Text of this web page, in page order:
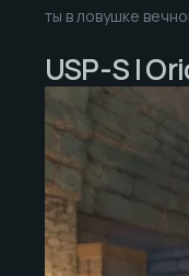
ты в ловушке
USP-S |